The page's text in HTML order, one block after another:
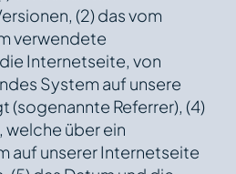
(2) das vom
verwendete
Internetseite, von
System auf unsere
(sogenannte Referrer), (4)
über ein
auf unserer Internetseite